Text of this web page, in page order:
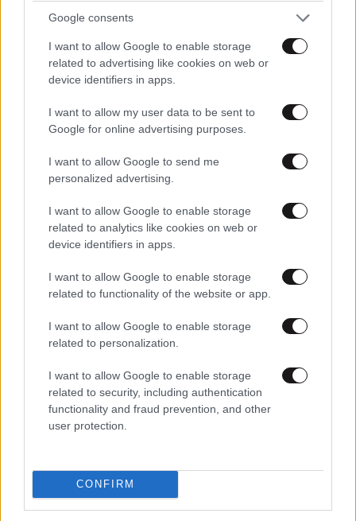
Google consents
I want to allow Google to enable storage
related to advertising like cookies on web or
device identifiers in apps.
I want to allow my user data to be sent to
Google for online advertising purposes.
I want to allow Google to send me
personalized advertising.
I want to allow Google to enable storage
related to analytics like cookies on web or
device identifiers in apps.
I want to allow Google to enable storage
related to functionality of the website or app.
I want to allow Google to enable storage
related to personalization.
I want to allow Google to enable storage
related to security, including authentication
functionality and fraud prevention, and other
user protection.
CONFIRM
Στο νοσοκομείο η 30χρονη που έπεσε στη
θάλασσα από την υψηλή γέφυρα της Χαλκίδας